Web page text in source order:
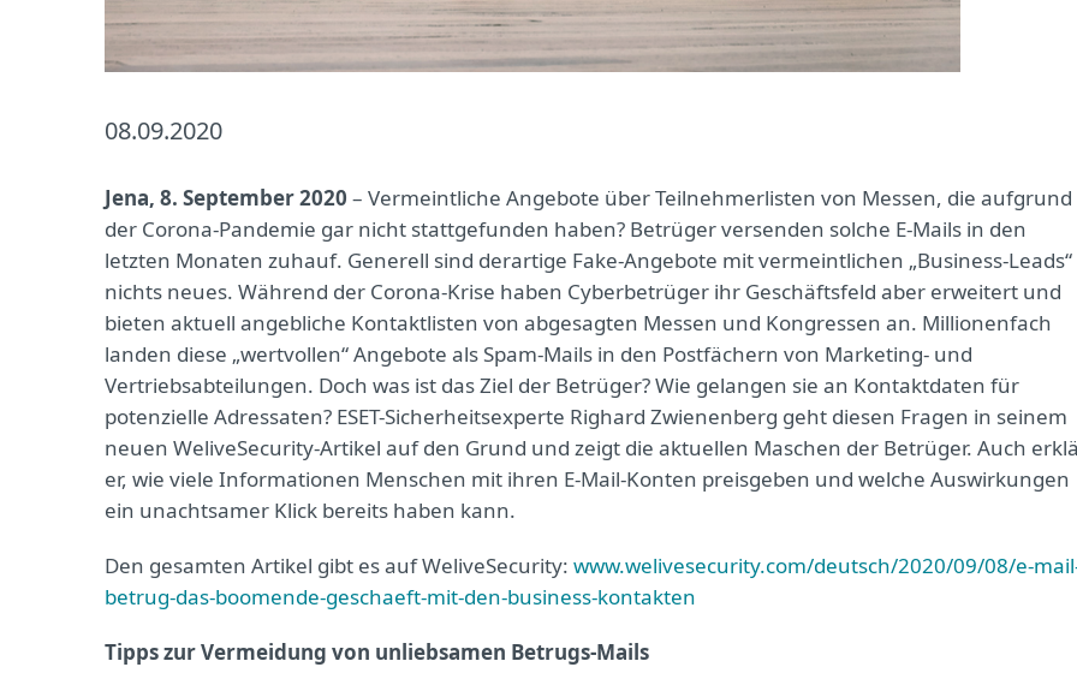
08.09.2020
Jena, 8. September 2020 – Vermeintliche Angebote über Teilnehmerlisten von Messen, die aufgrund
der Corona-Pandemie gar nicht stattgefunden haben? Betrüger versenden solche E-Mails in den
letzten Monaten zuhauf. Generell sind derartige Fake-Angebote mit vermeintlichen „Business-Leads“
nichts neues. Während der Corona-Krise haben Cyberbetrüger ihr Geschäftsfeld aber erweitert und
bieten aktuell angebliche Kontaktlisten von abgesagten Messen und Kongressen an. Millionenfach
landen diese „wertvollen“ Angebote als Spam-Mails in den Postfächern von Marketing- und
Vertriebsabteilungen. Doch was ist das Ziel der Betrüger? Wie gelangen sie an Kontaktdaten für
potenzielle Adressaten? ESET-Sicherheitsexperte Righard Zwienenberg geht diesen Fragen in seinem
neuen WeliveSecurity-Artikel auf den Grund und zeigt die aktuellen Maschen der Betrüger. Auch
er, wie viele Informationen Menschen mit ihren E-Mail-Konten preisgeben und welche Auswirkungen
ein unachtsamer Klick bereits haben kann.
Den gesamten Artikel gibt es auf WeliveSecurity: www.welivesecurity.com/deutsch/2020/09/08/e-
betrug-das-boomende-geschaeft-mit-den-business-kontakten
Tipps zur Vermeidung von unliebsamen Betrugs-Mails